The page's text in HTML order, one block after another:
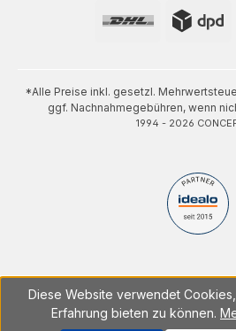
*Alle Preise inkl. gesetzl.
ggf. Nachnahmegebühren, wenn
1994 - 2026
Diese Website verwendet
Erfahrung bieten zu können.